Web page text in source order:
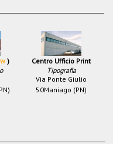
)
Centro Ufficio Print
Tipografia
Via Ponte Giulio
50Maniago (PN)